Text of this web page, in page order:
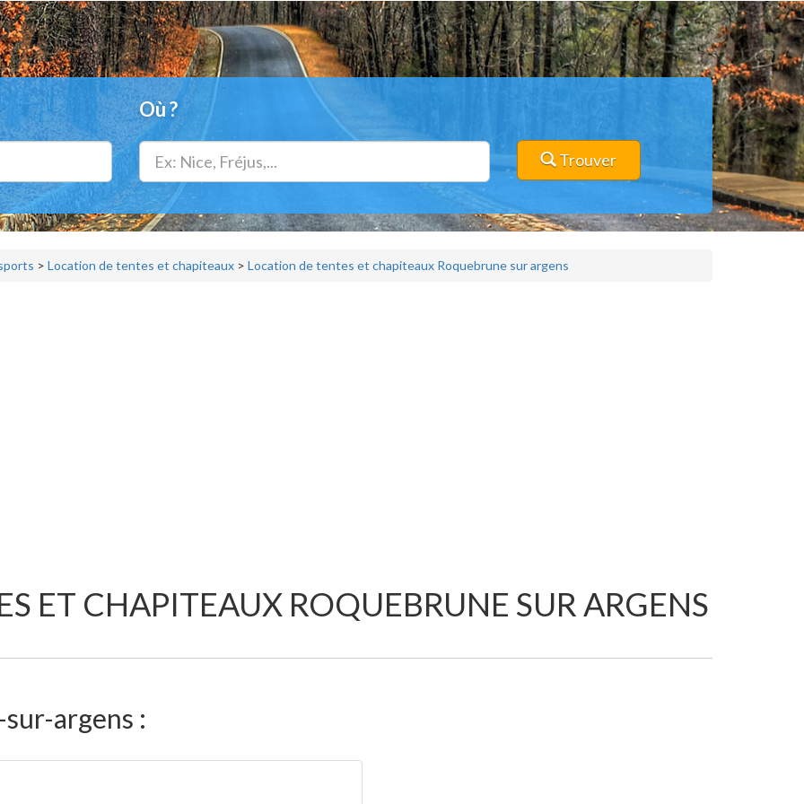
Où ?
Trouver
> Location de tentes et chapiteaux > Location de tentes et chapiteaux Roquebrune sur argens
ET CHAPITEAUX ROQUEBRUNE SUR ARGENS
argens :